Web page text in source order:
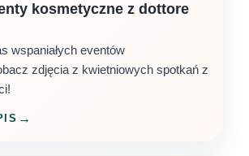
kosmetyczne z dottore
wspaniałych eventów
zdjęcia z kwietniowych spotkań z